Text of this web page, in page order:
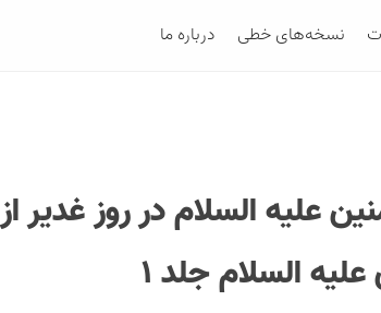
نسخه‌های خطی درباره ما
علیه السلام در روز غدیر از
السلام جلد ۱